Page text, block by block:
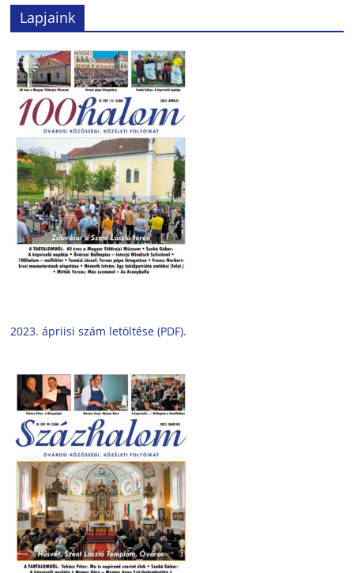
Lapjaink
2023. ápriisi szám letöltése (PDF).